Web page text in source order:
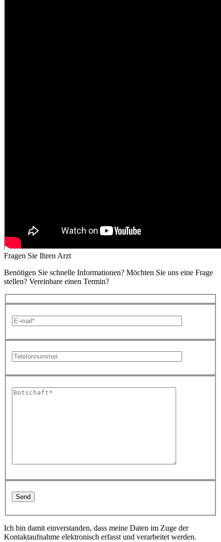
Fragen Sie Ihren Arzt
Benötigen Sie schnelle Informationen? Möchten Sie uns eine Frage
stellen? Vereinbare einen Termin?
Ich bin damit einverstanden, dass meine Daten im Zuge der
Kontaktaufnahme elektronisch erfasst und verarbeitet werden.